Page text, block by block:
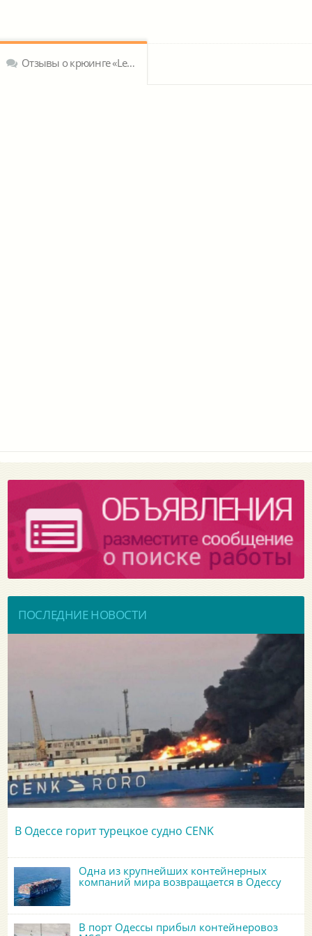
Отзывы о крюинге «Lemissoler Cyprus SC»
ПОСЛЕДНИЕ НОВОСТИ
В Одессе горит турецкое судно CENK
Одна из крупнейших контейнерных
компаний мира возвращается в Одессу
В порт Одессы прибыл контейнеровоз